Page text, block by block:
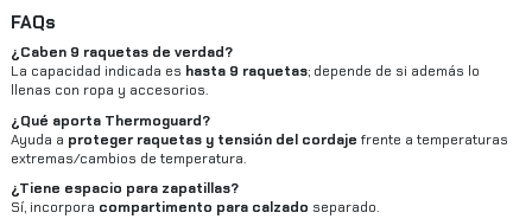
FAQs
¿Caben 9 raquetas de verdad?
La capacidad indicada es hasta 9 raquetas; depende de si además lo
llenas con ropa y accesorios.
¿Qué aporta Thermoguard?
Ayuda a proteger raquetas y tensión del cordaje frente a temperaturas
extremas/cambios de temperatura.
¿Tiene espacio para zapatillas?
Sí, incorpora compartimento para calzado separado.